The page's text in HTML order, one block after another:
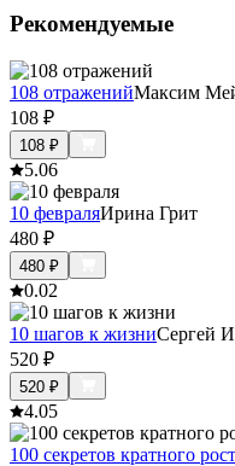
Рекомендуемые
108 отраженийМаксим
108 ₽
108 ₽
5.06
10 февраляИрина Грит
480 ₽
480 ₽
0.02
10 шагов к жизниСергей
520 ₽
520 ₽
4.05
100 секретов кратного